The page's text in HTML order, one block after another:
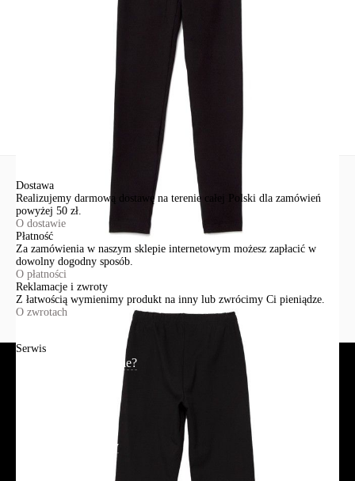
Ten produkt nie ma pytań Możesz zadać pytanie, klikając przycisk
Dostawa
Realizujemy darmową dostawę na terenie całej Polski dla zamówień
powyżej 50 zł.
O dostawie
Płatność
Za zamówienia w naszym sklepie internetowym możesz zapłacić w
dowolny dogodny sposób.
O płatności
Reklamacje i zwroty
Z łatwością wymienimy produkt na inny lub zwrócimy Ci pieniądze.
O zwrotach
Serwis
Jak złożyć zamówienie?
Reklamacje i zwroty